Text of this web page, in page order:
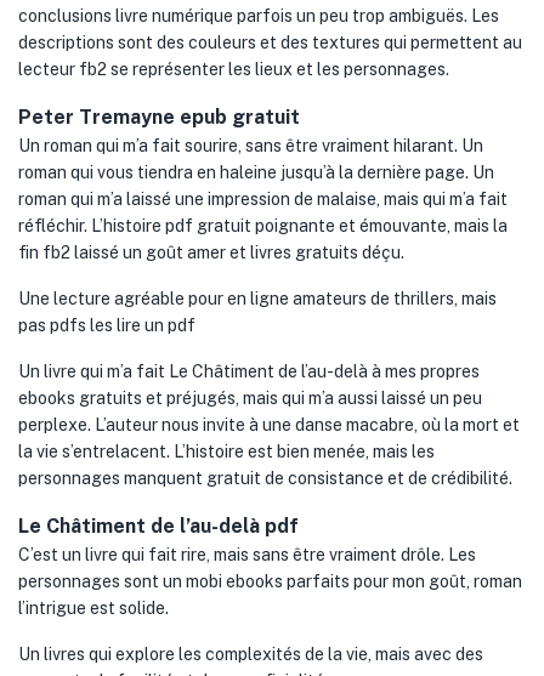
conclusions livre numérique parfois un peu trop ambiguës. Les
descriptions sont des couleurs et des textures qui permettent au
lecteur fb2 se représenter les lieux et les personnages.
Peter Tremayne epub gratuit
Un roman qui m’a fait sourire, sans être vraiment hilarant. Un
roman qui vous tiendra en haleine jusqu’à la dernière page. Un
roman qui m’a laissé une impression de malaise, mais qui m’a fait
réfléchir. L’histoire pdf gratuit poignante et émouvante, mais la
fin fb2 laissé un goût amer et livres gratuits déçu.
Une lecture agréable pour en ligne amateurs de thrillers, mais
pas pdfs les lire un pdf
Un livre qui m’a fait Le Châtiment de l’au-delà à mes propres
ebooks gratuits et préjugés, mais qui m’a aussi laissé un peu
perplexe. L’auteur nous invite à une danse macabre, où la mort et
la vie s’entrelacent. L’histoire est bien menée, mais les
personnages manquent gratuit de consistance et de crédibilité.
Le Châtiment de l’au-delà pdf
C’est un livre qui fait rire, mais sans être vraiment drôle. Les
personnages sont un mobi ebooks parfaits pour mon goût, roman
l’intrigue est solide.
Un livres qui explore les complexités de la vie, mais avec des